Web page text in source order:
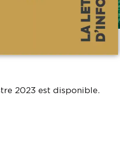
2023 est disponible.